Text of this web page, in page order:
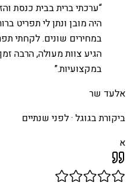
“ערכתי ברית בבית כנסת
היה מובן ונתן לי תפריט
במחירים שונים. לקחתי
הגיע צוות מעולה, הרבה
במקצועיות.”
אלעד שר
ביקורת בגוגל ·לפני שנתיים
א